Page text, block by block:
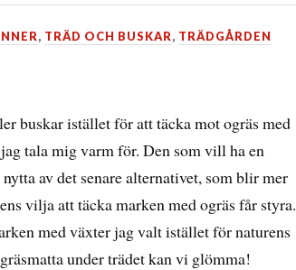
, TRÄD OCH BUSKAR, TRÄDGÅRDEN
buskar istället för att täcka mot ogräs med
tala mig varm för. Den som vill ha en
av det senare alternativet, som blir mer
vilja att täcka marken med ogräs får styra.
med växter jag valt istället för naturens
under trädet kan vi glömma!